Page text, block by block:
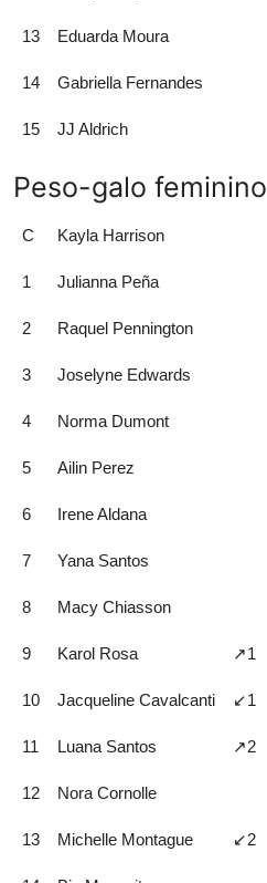
13 Eduarda Moura
14 Gabriella Fernandes
15 JJ Aldrich
Peso-galo feminino
C Kayla Harrison
1 Julianna Peña
2 Raquel Pennington
3 Joselyne Edwards
4 Norma Dumont
5 Ailin Perez
6 Irene Aldana
7 Yana Santos
8 Macy Chiasson
9 Karol Rosa ↗️1
10 Jacqueline Cavalcanti ↙️1
11 Luana Santos ↗️2
12 Nora Cornolle
13 Michelle Montague ↙️2